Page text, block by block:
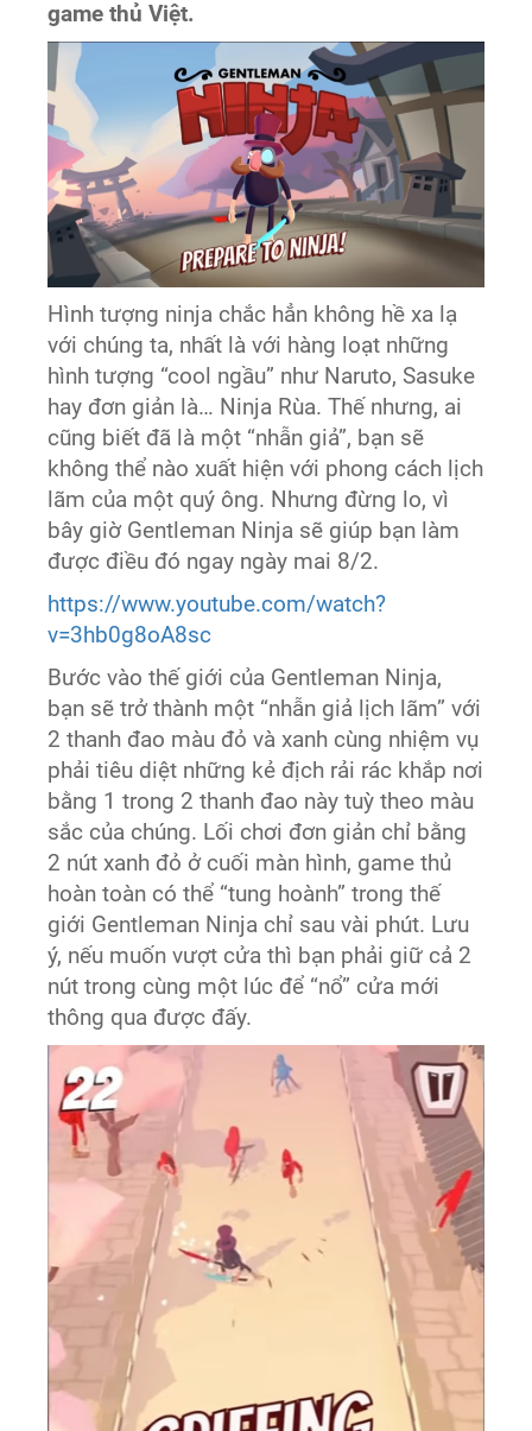
game thủ Việt.
Hình tượng ninja chắc hẳn không hề xa lạ
với chúng ta, nhất là với hàng loạt những
hình tượng “cool ngầu” như Naruto, Sasuke
hay đơn giản là… Ninja Rùa. Thế nhưng, ai
cũng biết đã là một “nhẫn giả”, bạn sẽ
không thể nào xuất hiện với phong cách lịch
lãm của một quý ông. Nhưng đừng lo, vì
bây giờ Gentleman Ninja sẽ giúp bạn làm
được điều đó ngay ngày mai 8/2.
https://www.youtube.com/watch?
v=3hb0g8oA8sc
Bước vào thế giới của Gentleman Ninja,
bạn sẽ trở thành một “nhẫn giả lịch lãm” với
2 thanh đao màu đỏ và xanh cùng nhiệm vụ
phải tiêu diệt những kẻ địch rải rác khắp nơi
bằng 1 trong 2 thanh đao này tuỳ theo màu
sắc của chúng. Lối chơi đơn giản chỉ bằng
2 nút xanh đỏ ở cuối màn hình, game thủ
hoàn toàn có thể “tung hoành” trong thế
giới Gentleman Ninja chỉ sau vài phút. Lưu
ý, nếu muốn vượt cửa thì bạn phải giữ cả 2
nút trong cùng một lúc để “nổ” cửa mới
thông qua được đấy.